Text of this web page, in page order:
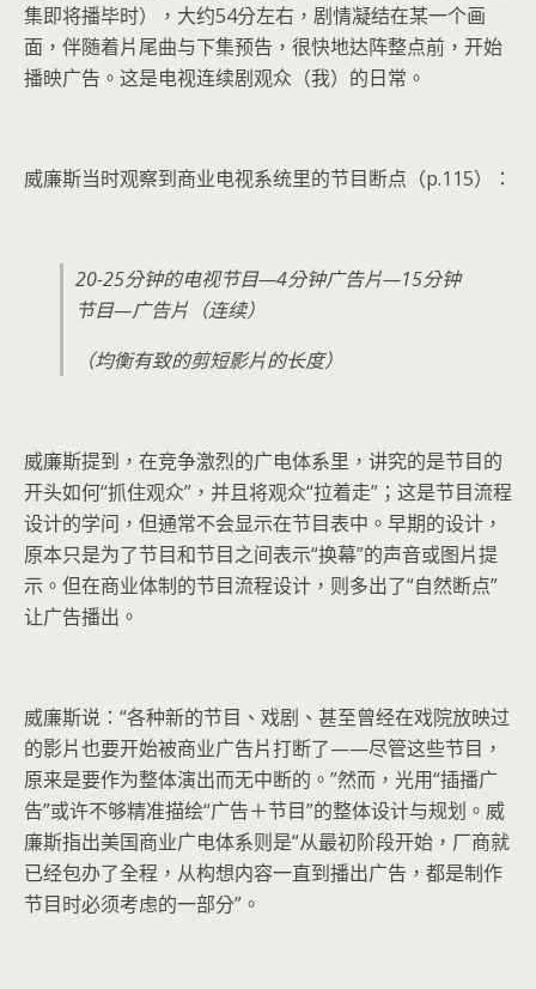
集即将播毕时），大约54分左右，剧情凝结在某一个画
面，伴随着片尾曲与下集预告，很快地达阵整点前，开始
播映广告。这是电视连续剧观众（我）的日常。
威廉斯当时观察到商业电视系统里的节目断点（p.115）：
20-25分钟的电视节目—4分钟广告片—15分钟
节目—广告片（连续）
（均衡有致的剪短影片的长度）
威廉斯提到，在竞争激烈的广电体系里，讲究的是节目的
开头如何“抓住观众”，并且将观众“拉着走”；这是节目流程
设计的学问，但通常不会显示在节目表中。早期的设计，
原本只是为了节目和节目之间表示“换幕”的声音或图片提
示。但在商业体制的节目流程设计，则多出了“自然断点”
让广告播出。
威廉斯说：“各种新的节目、戏剧、甚至曾经在戏院放映过
的影片也要开始被商业广告片打断了——尽管这些节目，
原来是要作为整体演出而无中断的。”然而，光用“插播广
告”或许不够精准描绘“广告＋节目”的整体设计与规划。威
廉斯指出美国商业广电体系则是“从最初阶段开始，厂商就
已经包办了全程，从构想内容一直到播出广告，都是制作
节目时必须考虑的一部分”。